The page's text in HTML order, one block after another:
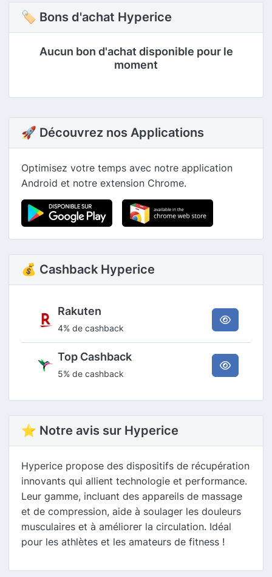
🏷 Bons d'achat Hyperice
Aucun bon d'achat disponible pour le
moment
🚀 Découvrez nos Applications
Optimisez votre temps avec notre application
Android et notre extension Chrome.
💰 Cashback Hyperice
Rakuten
4% de cashback
Top Cashback
5% de cashback
⭐ Notre avis sur Hyperice
Hyperice propose des dispositifs de récupération
innovants qui allient technologie et performance.
Leur gamme, incluant des appareils de massage
et de compression, aide à soulager les douleurs
musculaires et à améliorer la circulation. Idéal
pour les athlètes et les amateurs de fitness !